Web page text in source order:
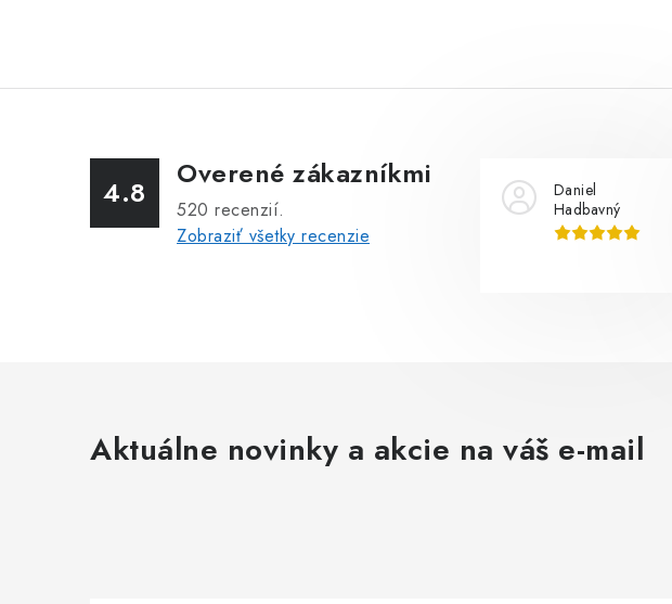
4.8
Overené zákazníkmi
520 recenzií.
Zobraziť všetky recenzie
Daniel
Hadbavný
Aktuálne novinky a akcie na váš e-mail